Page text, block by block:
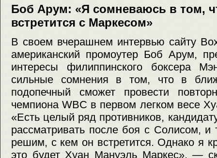
Боб Арум: «Я сомневаюсь в том,
встретится с Маркесом»
В своем вчерашнем интервью сайту
американский промоутер Боб Арум,
интересы филиппинского боксера
сильные сомнения в том, что в
подопечный сможет провести
чемпиона WBC в первом легком весе
«Есть целый ряд противников,
рассматривать после боя с Солисом,
решим, с кем он встретится. Однако я
это будет Хуан Мануэль Маркес», —